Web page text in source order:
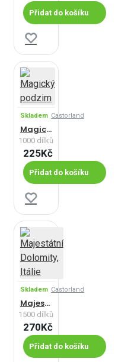
Přidat do košíku
Skladem Castorland
Magický podzim
1000 dílků
225Kč
Přidat do košíku
Skladem Castorland
Majestátní Dolomity, Itálie
1500 dílků
270Kč
Přidat do košíku